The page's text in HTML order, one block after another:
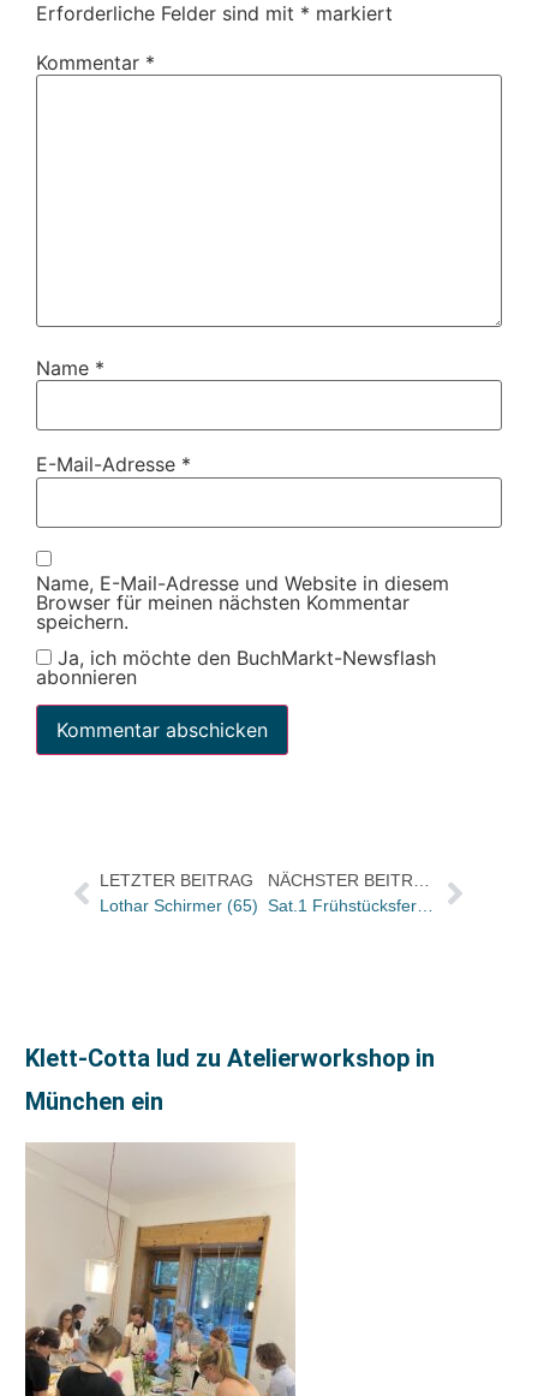
Erforderliche Felder sind mit * markiert
Kommentar *
Name *
E-Mail-Adresse *
Name, E-Mail-Adresse und Website in diesem
Browser für meinen nächsten Kommentar
speichern.
Ja, ich möchte den BuchMarkt-Newsflash
abonnieren
LETZTER BEITRAG
Lothar Schirmer (65)
NÄCHSTER BEITRAG
Sat.1 Frühstücksfernsehen: Buchtitel der Sendung von morgen
Klett-Cotta lud zu Atelierworkshop in
München ein